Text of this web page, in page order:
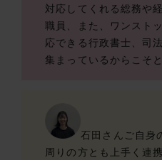
対応してくれる総務や
職員、また、ワンスト
応できる行政書士、司
集まっているからこそ
石田さんご自身
周りの方とも上手く連